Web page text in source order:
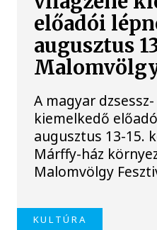
előadói
augusztus
A magyar
kiemelkedő
augusztus 13-15.
Márffy-ház
Malomvölgy
KULTÚRA